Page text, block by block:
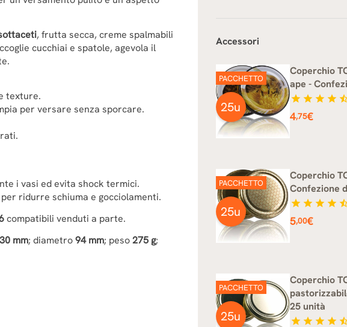
, frutta secca, creme spalmabili
cucchiai e spatole, agevola il
texture.
per versare senza sporcare.
i vasi ed evita shock termici.
ridurre schiuma e gocciolamenti.
compatibili venduti a parte.
mm; diametro94 mm; peso275 g;
Accessori
Coperchio
ape -
star star star star
Prezzo
4,75€
PACCHETTO
25u
Coperchio
Confezione
star star star star
Prezzo
5,00€
PACCHETTO
25u
Coperchio
25 unità
star star star star
PACCHETTO
25u